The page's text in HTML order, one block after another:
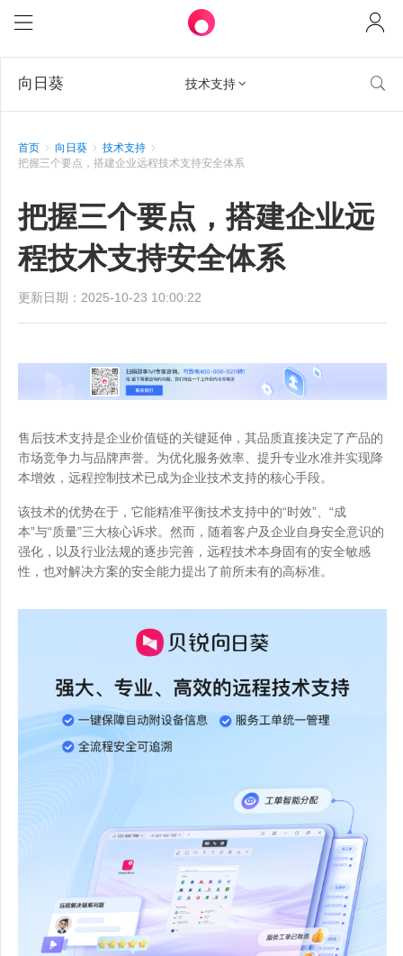
向日葵 技术支持  
首页 向日葵
技术支持
把握三个要点，搭建企业远程技术支持安全体系
把握三个要点，搭建企业远
程技术支持安全体系
更新日期：2025-10-23 10:00:22
售后技术支持是企业价值链的关键延伸，其品质直接决定了产品的
市场竞争力与品牌声誉。为优化服务效率、提升专业水准并实现降
本增效，远程控制技术已成为企业技术支持的核心手段。
该技术的优势在于，它能精准平衡技术支持中的“时效”、“成
本”与“质量”三大核心诉求。然而，随着客户及企业自身安全意识的
强化，以及行业法规的逐步完善，远程技术本身固有的安全敏感
性，也对解决方案的安全能力提出了前所未有的高标准。